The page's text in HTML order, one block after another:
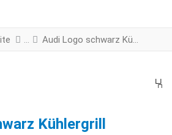
Audi Logo schwarz Kühlergrill
Kühlergrill